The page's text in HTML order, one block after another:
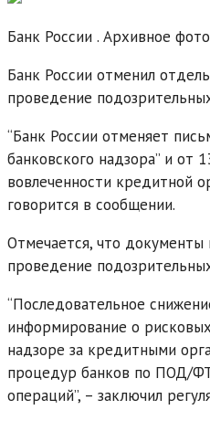
Банк России . Архивное фото
Банк России отменил
проведение
“Банк России отменяет
банковского надзора” и
вовлеченности кредитной
говорится в сообщении.
Отмечается, что документы
проведение
“Последовательное
информирование о
надзоре за кредитными
процедур банков по ПОД/
операций”, – заключил